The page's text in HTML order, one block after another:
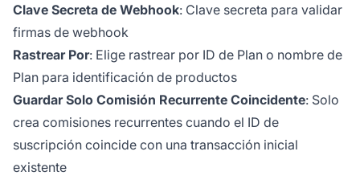
Clave Secreta de Webhook: Clave secreta para validar
firmas de webhook
Rastrear Por: Elige rastrear por ID de Plan o nombre de
Plan para identificación de productos
Guardar Solo Comisión Recurrente Coincidente: Solo
crea comisiones recurrentes cuando el ID de
suscripción coincide con una transacción inicial
existente